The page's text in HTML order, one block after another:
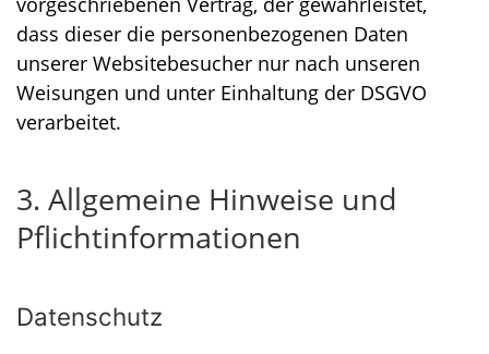
dass dieser die personenbezogenen Daten
unserer Websitebesucher nur nach unseren
Weisungen und unter Einhaltung der DSGVO
verarbeitet.
3. Allgemeine Hinweise und
Pflicht­informationen
Datenschutz